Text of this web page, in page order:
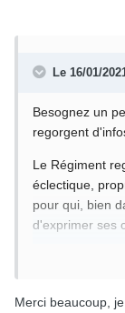
Le 16/01/
Besognez un
regorgent
Le Régiment
éclectique,
pour qui, bien
d'exprimer ses
Merci beaucoup,